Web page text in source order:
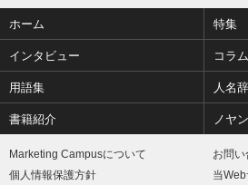
ホーム 特集
インタビュー コラム
用語集 人名
書籍紹介 ノヤ
Marketing Campusについて
お問
個人情報保護方針
当